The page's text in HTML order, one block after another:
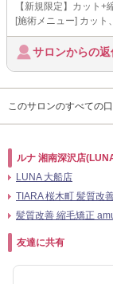
【新規限定】カット
[施術メニュー] カット
サロンからの
このサロンのすべての
ルナ 湘南深沢店
LUNA 大船店
TIARA 桜木町 髪質改
髪質改善 縮毛矯正
友達に共有